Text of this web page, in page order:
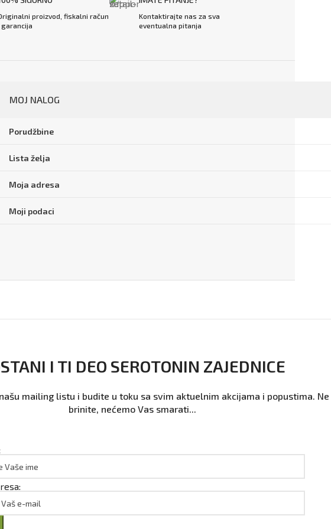
proizvod, fiskalni račun
garancija
Kontaktirajte nas za sva
eventualna pitanja
MOJ NALOG
Porudžbine
Lista želja
Moja adresa
Moji podaci
I TI DEO SEROTONIN ZAJEDNICE
mailing listu i budite u toku sa svim aktuelnim akcijama i popustima. Ne
brinite, nećemo Vas smarati...